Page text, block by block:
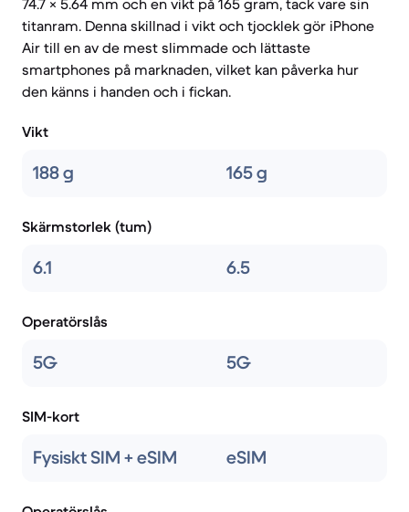
74.7 × 5.64 mm och en vikt på 165 gram, tack vare sin
titanram. Denna skillnad i vikt och tjocklek gör iPhone
Air till en av de mest slimmade och lättaste
smartphones på marknaden, vilket kan påverka hur
den känns i handen och i fickan.
Vikt
188 g 165 g
Skärmstorlek (tum)
6.1 6.5
Operatörslås
5G 5G
SIM-kort
Fysiskt SIM + eSIM eSIM